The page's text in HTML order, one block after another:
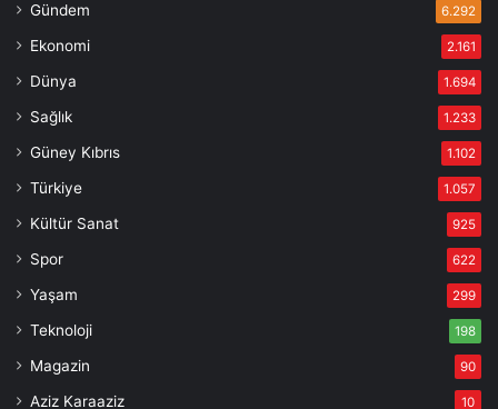
Gündem 6.292
Ekonomi 2.161
Dünya 1.694
Sağlık 1.233
Güney Kıbrıs 1.102
Türkiye 1.057
Kültür Sanat 925
Spor 622
Yaşam 299
Teknoloji 198
Magazin 90
Aziz Karaaziz 10